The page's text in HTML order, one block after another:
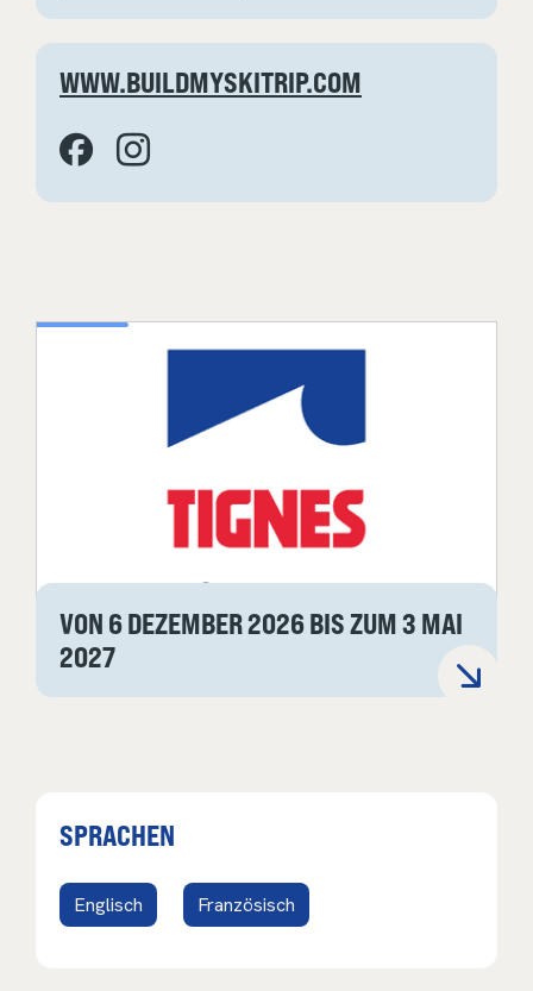
WWW.BUILDMYSKITRIP.COM
VON 6 DEZEMBER 2026 BIS ZUM 3 MAI
2027
SPRACHEN
Englisch Französisch